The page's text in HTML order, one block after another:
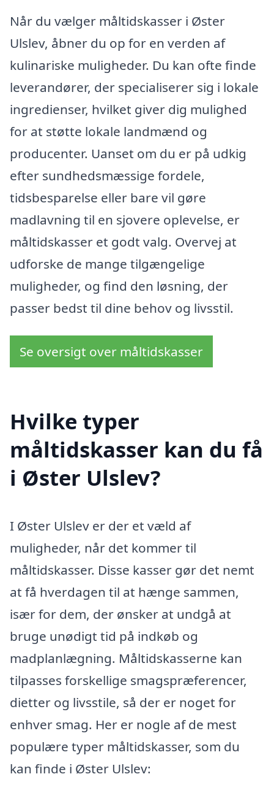
Når du vælger måltidskasser i Øster
Ulslev, åbner du op for en verden af
kulinariske muligheder. Du kan ofte finde
leverandører, der specialiserer sig i lokale
ingredienser, hvilket giver dig mulighed
for at støtte lokale landmænd og
producenter. Uanset om du er på udkig
efter sundhedsmæssige fordele,
tidsbesparelse eller bare vil gøre
madlavning til en sjovere oplevelse, er
måltidskasser et godt valg. Overvej at
udforske de mange tilgængelige
muligheder, og find den løsning, der
passer bedst til dine behov og livsstil.
Se oversigt over måltidskasser
Hvilke typer
måltidskasser kan du få
i Øster Ulslev?
I Øster Ulslev er der et væld af
muligheder, når det kommer til
måltidskasser. Disse kasser gør det nemt
at få hverdagen til at hænge sammen,
især for dem, der ønsker at undgå at
bruge unødigt tid på indkøb og
madplanlægning. Måltidskasserne kan
tilpasses forskellige smagspræferencer,
dietter og livsstile, så der er noget for
enhver smag. Her er nogle af de mest
populære typer måltidskasser, som du
kan finde i Øster Ulslev: